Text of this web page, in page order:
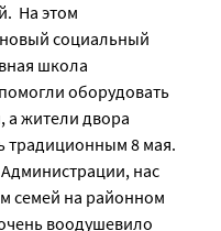
На этом
социальный
школа
оборудовать
а жители двора
традиционным 8 мая.
нас
семей на районном
воодушевило